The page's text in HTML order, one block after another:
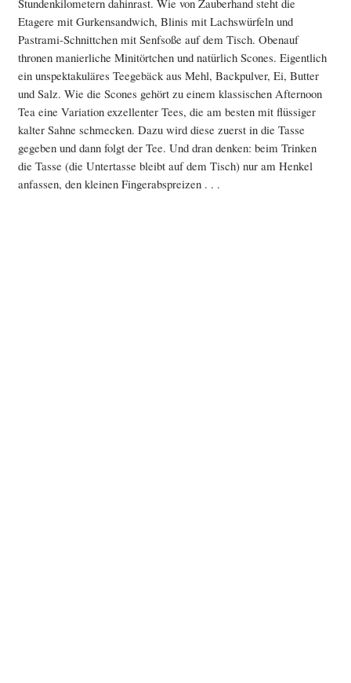
Stundenkilometern dahinrast. Wie von Zauberhand steht die
Etagere mit Gurkensandwich, Blinis mit Lachswürfeln und
Pastrami-Schnittchen mit Senfsoße auf dem Tisch. Obenauf
thronen manierliche Minitörtchen und natürlich Scones. Eigentlich
ein unspektakuläres Teegebäck aus Mehl, Backpulver, Ei, Butter
und Salz. Wie die Scones gehört zu einem klassischen Afternoon
Tea eine Variation exzellenter Tees, die am besten mit flüssiger
kalter Sahne schmecken. Dazu wird diese zuerst in die Tasse
gegeben und dann folgt der Tee. Und dran denken: beim Trinken
die Tasse (die Untertasse bleibt auf dem Tisch) nur am Henkel
anfassen, den kleinen Fingerabspreizen . . .